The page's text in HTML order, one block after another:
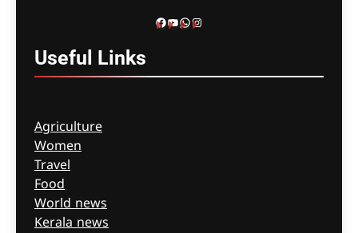
Facebook
YouTube
WhatsApp
Instagram
Useful Links
Agriculture
Women
Travel
Food
World news
Kerala news